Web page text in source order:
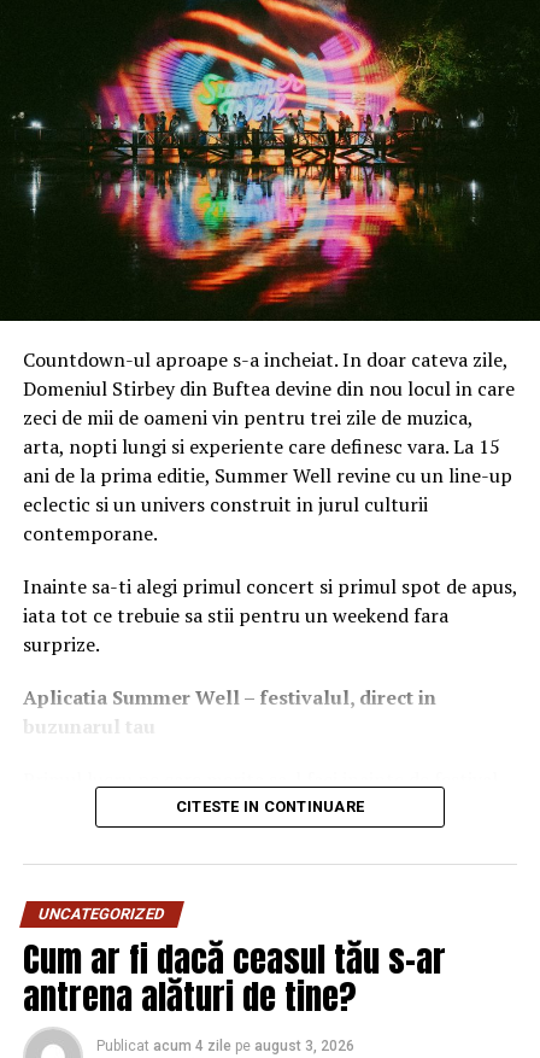
Astăzi, Activ Property Services privește spre viitor cu
aceeași responsabilitate care i-a definit parcursul:
consolidarea expertizei locale, investiția în echipă și
dezvoltarea unor servicii adaptate unei piețe în continuă
transformare.
Mulțumim tuturor partenerilor, clienților și colegilor
care fac parte din povestea noastră!
Romania Imobiliara .
ARTICOLE PE ACEIASI TEMA:
CEO ACTIV PROPERTY SERVICES SRL
FIRMA DE CONSULTANTA IMOBILIARA CU EXPERIENTA
RAZVAN GHEORGHE
ROMANIAIMOBILIARA.RO
Countdown-ul aproape s-a incheiat. In doar cateva zile,
Domeniul Stirbey din Buftea devine din nou locul in care
zeci de mii de oameni vin pentru trei zile de muzica,
arta, nopti lungi si experiente care definesc vara. La 15
ani de la prima editie, Summer Well revine cu un line-up
eclectic si un univers construit in jurul culturii
contemporane.
Inainte sa-ti alegi primul concert si primul spot de apus,
iata tot ce trebuie sa stii pentru un weekend fara
surprize.
Aplicatia Summer Well– festivalul, direct in
buzunarul tau
este sa descarci aplicatia Summer Well, disponibila in
festivalului, zonele de food & drinks, activitatile de
entertainment, informatiile utile si biletele achizitionate
online. Activeaza notificarile pentru a primi in timp real
toate update-urile importante pe parcursul festivalului.
CITESTE IN CONTINUARE
UNCATEGORIZED
Cum ar fi dacă ceasul tău s-ar
antrena alături de tine?
Publicat acum 4 zile pe august 3, 2026